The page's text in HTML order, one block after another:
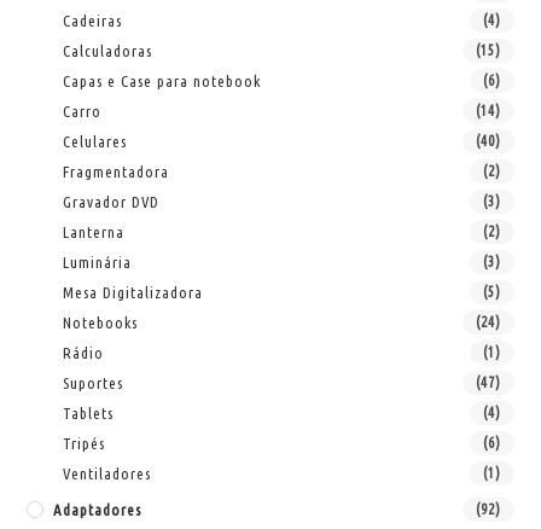
Cadeiras (4)
Calculadoras (15)
Capas e Case para notebook (6)
Carro (14)
Celulares (40)
Fragmentadora (2)
Gravador DVD (3)
Lanterna (2)
Luminária (3)
Mesa Digitalizadora (5)
Notebooks (24)
Rádio (1)
Suportes (47)
Tablets (4)
Tripés (6)
Ventiladores (1)
Adaptadores (92)